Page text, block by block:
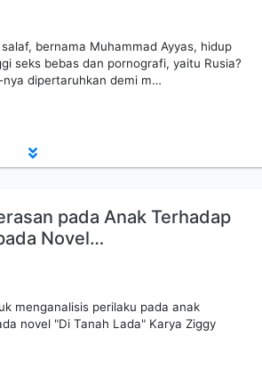
bernama Muhammad Ayyas, hidup
seks bebas dan pornografi, yaitu Rusia?
dipertaruhkan demi m…
pada Anak Terhadap
Novel…
menganalisis perilaku pada anak
novel "Di Tanah Lada" Karya Ziggy